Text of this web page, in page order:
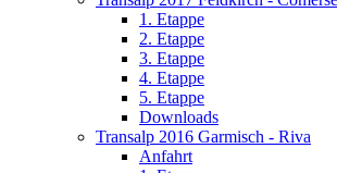
1. Etappe
2. Etappe
3. Etappe
4. Etappe
5. Etappe
Downloads
Transalp 2016 Garmisch - Riva
Anfahrt